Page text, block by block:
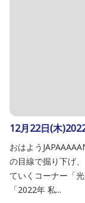
12月22日(木
おはよう
の目線で掘り下げ
ていくコーナー「
「2022年 私...